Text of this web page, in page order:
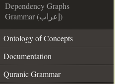
Dependency Graphs
Grammar (إعراب)
Ontology of Concepts
Documentation
Quranic Grammar